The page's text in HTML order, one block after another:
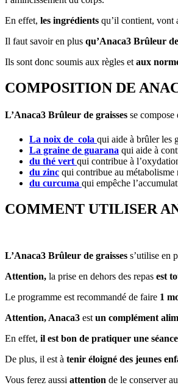
En effet, les ingrédients qu’il contient, vont
Il faut savoir en plus qu’Anaca3 Brûleur
Ils sont donc soumis aux règles et aux
COMPOSITION DE
L’Anaca3 Brûleur de graisses se compose
La noix de cola qui aide à brûler les
La graine de guarana qui aide à
du thé vertqui contribue à
du zinc qui contribue au métabolisme
du curcuma qui empêche
COMMENT UTILISER
L’Anaca3 Brûleur de graisses s’utilise en
Attention, la prise en dehors des repas est
Le programme est recommandé de faire 1
Attention, Anaca3 est un complément
En effet, il est bon de pratiquer une
De plus, il est à tenir éloigné des jeunes
Vous ferez aussi attention de le conserver